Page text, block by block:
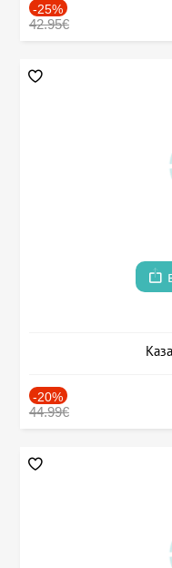
-25%
42.95€
-20%
44.99€